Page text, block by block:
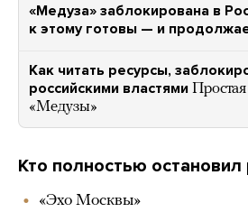
«Медуза» заблокирована в
к этому готовы — и
Как читать ресурсы,
российскими властями
«Медузы»
Кто полностью остановил
«Эхо Москвы»